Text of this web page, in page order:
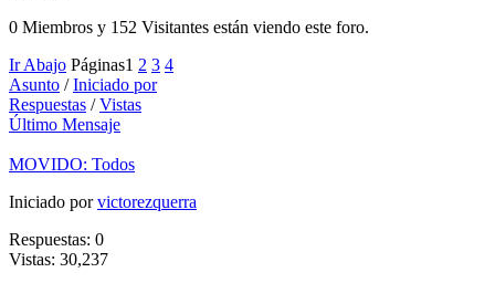
0 Miembros y 152 Visitantes están viendo este foro.
Ir Abajo Páginas1 2 3 4
Asunto /Iniciado por
Respuestas /Vistas
Último Mensaje
MOVIDO: Todos
Iniciado porvictorezquerra
Respuestas: 0
Vistas: 30,237